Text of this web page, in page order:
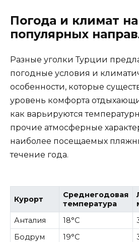
Погода и климат на
популярных
Разные уголки Турции
погодные условия и
особенности, которые
уровень комфорта
как варьируются
прочие атмосферные
наиболее посещаемых
течение года.
Курорт
Среднегодовая
температура
Анталия
18°C
Бодрум
19°C